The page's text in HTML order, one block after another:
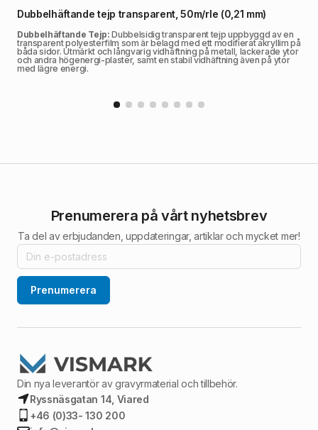
Dubbelhäftande tejp transparent, 50m/rle (0,21 mm)
Dubbelhäftande Tejp: Dubbelsidig transparent tejp uppbyggd av en
transparent polyesterfilm som är belagd med ett modifierat akryllim på
båda sidor. Utmärkt och långvarig vidhäftning på metall, lackerade ytor
och andra högenergi-plaster, samt en stabil vidhäftning även på ytor
med lägre energi.
Prenumerera på vårt nyhetsbrev
Ta del av erbjudanden, uppdateringar, artiklar och mycket mer!
Prenumerera
Din nya leverantör av gravyrmaterial och tillbehör.
Ryssnäsgatan 14, Viared
+46 (0)33- 130 200